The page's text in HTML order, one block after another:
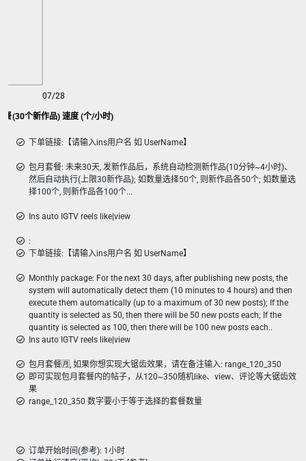
餐(30个新作品) 速度 (个/小时)
07/28
下单链接:【请输入ins用户名 如 UserName】
包月套餐: 未来30天, 发新作品后，系统自动检测新作品(10分钟~4小时)、
然后自动执行(上限30新作品); 如数量选择50个, 则新作品各50个; 如数量选
择100个, 则新作品各100个...
Ins auto IGTV reels like|view
:
下单链接:【请输入ins用户名 如 UserName】
Monthly package: For the next 30 days, after publishing new posts, the
system will automatically detect them (10 minutes to 4 hours) and then
execute them automatically (up to a maximum of 30 new posts); If the
quantity is selected as 50, then there will be 50 new posts each; If the
quantity is selected as 100, then there will be 100 new posts each..
Ins auto IGTV reels like|view
包月套餐🈷️, 如果你想实现大锯齿效果，请在备注输入: range_120_350
即可实现包月套餐内的帖子，从120~350随机like、view、评论等大锯齿效
果
range_120_350 数字要小于等于选择的套餐数量
订单开始时间(参考): 1小时